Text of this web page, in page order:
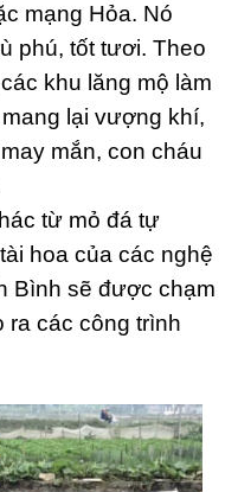
mạng Hỏa. Nó
phú, tốt tươi. Theo
khu lăng mộ làm
lại vượng khí,
mắn, con cháu
từ mỏ đá tự
hoa của các nghệ
Bình sẽ được chạm
ra các công trình